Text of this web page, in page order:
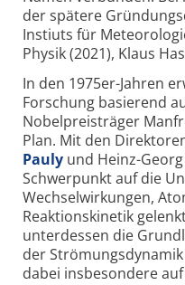
der spätere
Instiuts für
Physik (2021), Klaus
In den 1975er-Jahren
Forschung basierend
Nobelpreisträger
Plan. Mit den
Pauly und Heinz-
Schwerpunkt auf die
Wechselwirkungen,
Reaktionskinetik
unterdessen die
der
dabei insbesondere